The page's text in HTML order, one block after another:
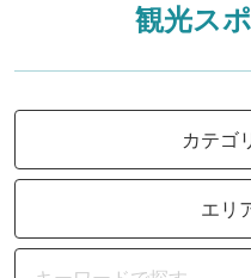
観光ス
カテゴ
エリ